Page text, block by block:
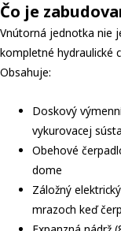
Čo je
Vnútorná jednotka nie
kompletné hydraulické
Obsahuje:
Doskový
vykurovacej
Obehové
dome
Záložný
mrazoch keď